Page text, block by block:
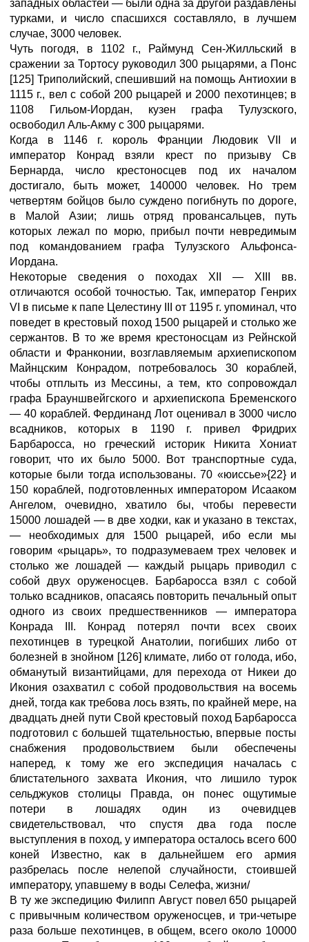
западных областей — были одна за другой раздавлены
турками, и число спасшихся составляло, в лучшем
случае, 3000 человек.
Чуть погодя, в 1102 г., Раймунд Сен-Жилльский в
сражении за Тортосу руководил 300 рыцарями, а Понс
[125] Триполийский, спешивший на помощь Антиохии в
1115 г., вел с собой 200 рыцарей и 2000 пехотинцев; в
1108 Гильом-Иордан, кузен графа Тулузского,
освободил Аль-Акму с 300 рыцарями.
Когда в 1146 г. король Франции Людовик VII и
император Конрад взяли крест по призыву Св
Бернарда, число крестоносцев под их началом
достигало, быть может, 140000 человек. Но трем
четвертям бойцов было суждено погибнуть по дороге,
в Малой Азии; лишь отряд провансальцев, путь
которых лежал по морю, прибыл почти невредимым
под командованием графа Тулузского Альфонса-
Иордана.
Некоторые сведения о походах XII — XIII вв.
отличаются особой точностью. Так, император Генрих
VI в письме к папе Целестину III от 1195 г. упоминал, что
поведет в крестовый поход 1500 рыцарей и столько же
сержантов. В то же время крестоносцам из Рейнской
области и Франконии, возглавляемым архиепископом
Майнцским Конрадом, потребовалось 30 кораблей,
чтобы отплыть из Мессины, а тем, кто сопровождал
графа Брауншвейгского и архиепископа Бременского
— 40 кораблей. Фердинанд Лот оценивал в 3000 число
всадников, которых в 1190 г. привел Фридрих
Барбаросса, но греческий историк Никита Хониат
говорит, что их было 5000. Вот транспортные суда,
которые были тогда использованы. 70 «юиссье»{22} и
150 кораблей, подготовленных императором Исааком
Ангелом, очевидно, хватило бы, чтобы перевести
15000 лошадей — в две ходки, как и указано в текстах,
— необходимых для 1500 рыцарей, ибо если мы
говорим «рыцарь», то подразумеваем трех человек и
столько же лошадей — каждый рыцарь приводил с
собой двух оруженосцев. Барбаросса взял с собой
только всадников, опасаясь повторить печальный опыт
одного из своих предшественников — императора
Конрада III. Конрад потерял почти всех своих
пехотинцев в турецкой Анатолии, погибших либо от
болезней в знойном [126] климате, либо от голода, ибо,
обманутый византийцами, для перехода от Никеи до
Икония озахватил с собой продовольствия на восемь
дней, тогда как требова лось взять, по крайней мере, на
двадцать дней пути Свой крестовый поход Барбаросса
подготовил с большей тщательностью, впервые посты
снабжения продовольствием были обеспечены
наперед, к тому же его экспедиция началась с
блистательного захвата Икония, что лишило турок
сельджуков столицы Правда, он понес ощутимые
потери в лошадях один из очевидцев
свидетельствовал, что спустя два года после
выступления в поход, у императора осталось всего 600
коней Известно, как в дальнейшем его армия
разбрелась после нелепой случайности, стоившей
императору, упавшему в воды Селефа, жизни/
В ту же экспедицию Филипп Август повел 650 рыцарей
с привычным количеством оруженосцев, и три-четыре
раза больше пехотинцев, в общем, всего около 10000